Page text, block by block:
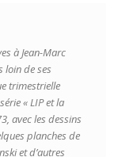
à Jean-Marc
loin de ses
trimestrielle
« LIP et la
avec les dessins
planches de
et d’autres